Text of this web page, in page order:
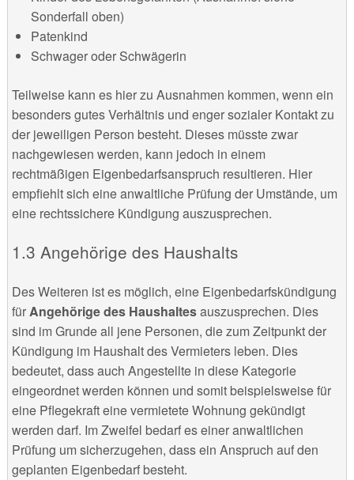
Sonderfall oben)
Patenkind
Schwager oder Schwägerin
Teilweise kann es hier zu Ausnahmen kommen, wenn ein
besonders gutes Verhältnis und enger sozialer Kontakt zu
der jeweiligen Person besteht. Dieses müsste zwar
nachgewiesen werden, kann jedoch in einem
rechtmäßigen Eigenbedarfsanspruch resultieren. Hier
empfiehlt sich eine anwaltliche Prüfung der Umstände, um
eine rechtssichere Kündigung auszusprechen.
1.3 Angehörige des Haushalts
Des Weiteren ist es möglich, eine Eigenbedarfskündigung
fürAngehörige des Haushaltesauszusprechen. Dies
sind im Grunde all jene Personen, die zum Zeitpunkt der
Kündigung im Haushalt des Vermieters leben. Dies
bedeutet, dass auch Angestellte in diese Kategorie
eingeordnet werden können und somit beispielsweise für
eine Pflegekraft eine vermietete Wohnung gekündigt
werden darf. Im Zweifel bedarf es einer anwaltlichen
Prüfung um sicherzugehen, dass ein Anspruch auf den
geplanten Eigenbedarf besteht.